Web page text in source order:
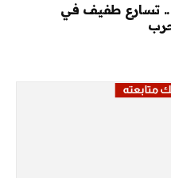
.. تسارع طفيف في